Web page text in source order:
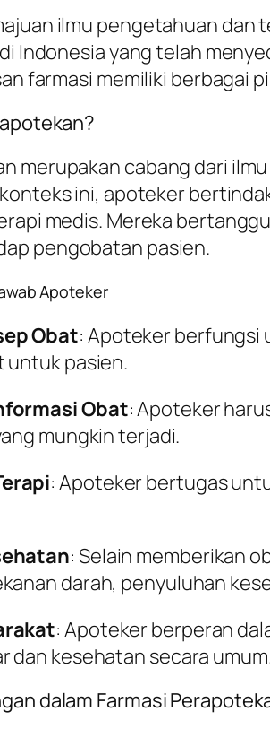
ilmu pengetahuan dan
Indonesia yang telah
farmasi memiliki berbagai
merupakan cabang dari
ini, apoteker
medis. Mereka
pengobatan pasien.
Apoteker
Obat: Apoteker berfungsi
untuk pasien.
Obat: Apoteker
mungkin terjadi.
: Apoteker bertugas
: Selain memberikan
darah, penyuluhan
: Apoteker berperan
dan kesehatan secara
dalam Farmasi